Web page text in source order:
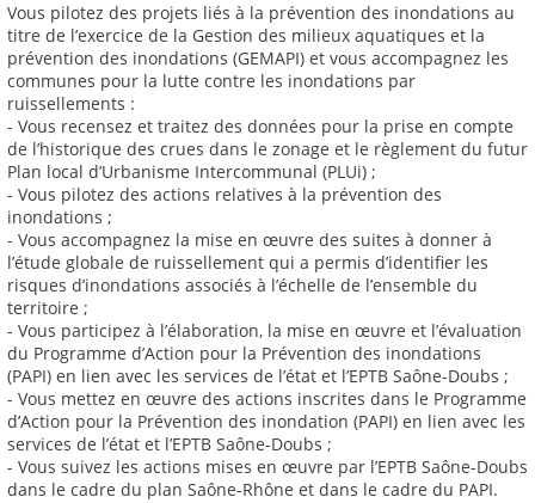
Vous pilotez des projets liés à la prévention des inondations au
titre de l’exercice de la Gestion des milieux aquatiques et la
prévention des inondations (GEMAPI) et vous accompagnez les
communes pour la lutte contre les inondations par
ruissellements :
- Vous recensez et traitez des données pour la prise en compte
de l’historique des crues dans le zonage et le règlement du futur
Plan local d’Urbanisme Intercommunal (PLUi) ;
- Vous pilotez des actions relatives à la prévention des
inondations ;
- Vous accompagnez la mise en œuvre des suites à donner à
l’étude globale de ruissellement qui a permis d’identifier les
risques d’inondations associés à l’échelle de l’ensemble du
territoire ;
- Vous participez à l’élaboration, la mise en œuvre et l’évaluation
du Programme d’Action pour la Prévention des inondations
(PAPI) en lien avec les services de l’état et l’EPTB Saône-Doubs ;
- Vous mettez en œuvre des actions inscrites dans le Programme
d’Action pour la Prévention des inondation (PAPI) en lien avec les
services de l’état et l’EPTB Saône-Doubs ;
- Vous suivez les actions mises en œuvre par l’EPTB Saône-Doubs
dans le cadre du plan Saône-Rhône et dans le cadre du PAPI.